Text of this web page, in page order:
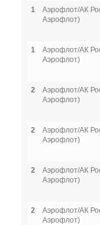
1
Аэрофлот/АК
Аэрофлот)
1
Аэрофлот/АК
Аэрофлот)
2
Аэрофлот/АК
Аэрофлот)
2
Аэрофлот/АК
Аэрофлот)
2
Аэрофлот/АК
Аэрофлот)
2
Аэрофлот/АК
Аэрофлот)